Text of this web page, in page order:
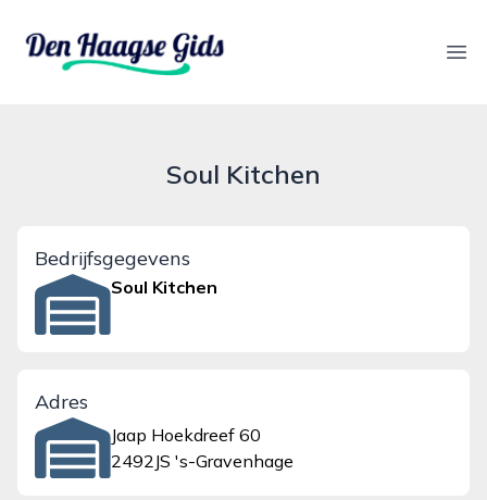
denhaagsegids.nl
Soul Kitchen
Bedrijfsgegevens
Soul Kitchen
Adres
Jaap Hoekdreef 60
2492JS 's-Gravenhage